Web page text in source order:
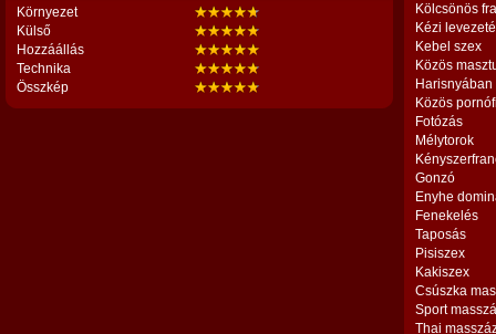
Környezet
Külső
Hozzáállás
Technika
Összkép
Kölcsönös
Kézi
Kebel szex
Közös
Harisnyában
Közös
Fotózás
Mélytorok
Gonzó
Enyhe
Fenekelés
Taposás
Pisiszex
Kakiszex
Csúszka
Sport
Thai